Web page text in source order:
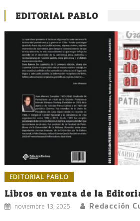
EDITORIAL PABLO
EDITORIAL PABLO
Libros en venta de la
noviembre 13, 2025 Redacción